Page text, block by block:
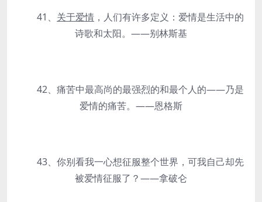
41、 关于爱情 ，人们有许多定义：爱情是生活中的
诗歌和太阳。——别林斯基
42、痛苦中最高尚的最强烈的和最个人的——乃是
爱情的痛苦。——恩格斯
43、你别看我一心想征服整个世界，可我自己却先
被爱情征服了？——拿破仑